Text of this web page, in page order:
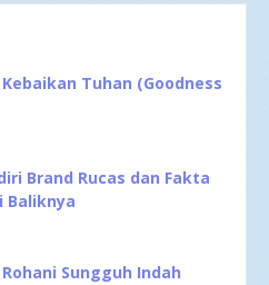
Tuhan (Goodness
Brand Rucas dan Fakta
Baliknya
Sungguh Indah